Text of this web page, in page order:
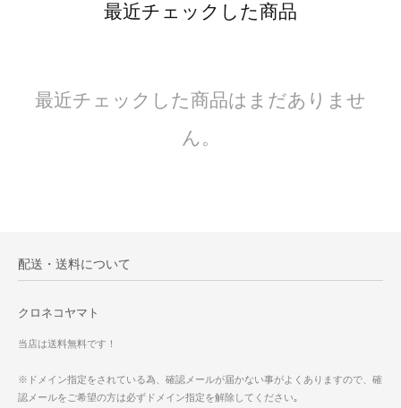
最近チェックした商品
最近チェックした商品はまだありませ
ん。
配送・送料について
クロネコヤマト
当店は送料無料です！
※ドメイン指定をされている為、確認メールが届かない事がよくありますので、確
認メールをご希望の方は必ずドメイン指定を解除してください｡